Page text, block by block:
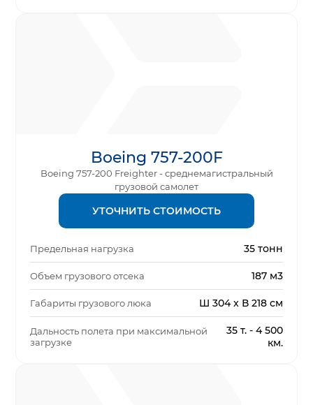
Boeing 757-200F
Boeing 757-200 Freighter - среднемагистральный
грузовой самолет
УТОЧНИТЬ СТОИМОСТЬ
Предельная нагрузка 35 тонн
Объем грузового отсека 187 м3
Габариты грузового люка Ш 304 x В 218 см
Дальность полета при максимальной
загрузке
35 т. - 4 500
км.